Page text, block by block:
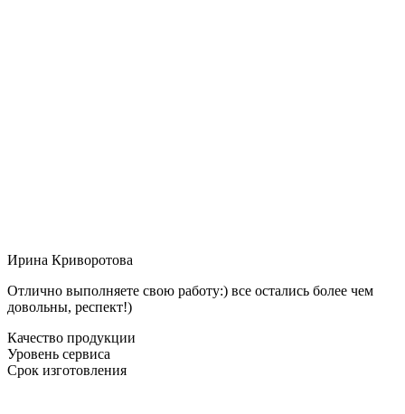
Ирина Криворотова
Отлично выполняете свою работу:) все остались более чем
довольны, респект!)
Качество продукции
Уровень сервиса
Срок изготовления